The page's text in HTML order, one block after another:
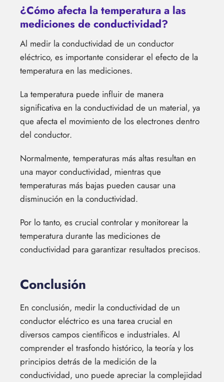
¿Cómo afecta la temperatura a las
mediciones de conductividad?
Al medir la conductividad de un conductor
eléctrico, es importante considerar el efecto de la
temperatura en las mediciones.
La temperatura puede influir de manera
significativa en la conductividad de un material, ya
que afecta el movimiento de los electrones dentro
del conductor.
Normalmente, temperaturas más altas resultan en
una mayor conductividad, mientras que
temperaturas más bajas pueden causar una
disminución en la conductividad.
Por lo tanto, es crucial controlar y monitorear la
temperatura durante las mediciones de
conductividad para garantizar resultados precisos.
Conclusión
En conclusión, medir la conductividad de un
conductor eléctrico es una tarea crucial en
diversos campos científicos e industriales. Al
comprender el trasfondo histórico, la teoría y los
principios detrás de la medición de la
conductividad, uno puede apreciar la complejidad